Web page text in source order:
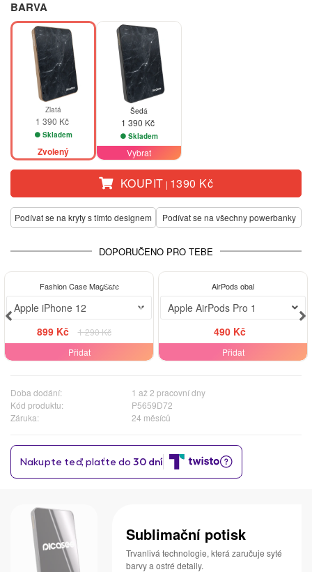
BARVA
Zlatá
1 390 Kč
Skladem
Zvolený
Šedá
1 390 Kč
Skladem
Vybrat
KOUPIT | 1390 Kč
Podívat se na kryty s tímto designem Podívat se na všechny powerbanky
DOPORUČENO PRO TEBE
ELEGANCE
-30%
Fashion Case MagSafe
Apple iPhone 12
899 Kč
1 290 Kč
Přidat
AirPods obal
Apple AirPods Pro 1
490 Kč
Přidat
Doba dodání:
1 až 2 pracovní dny
Kód produktu:
P5659D72
Záruka:
24 měsíců
Sublimační potisk
Trvanlivá technologie, která zaručuje syté
barvy a ostré detaily.